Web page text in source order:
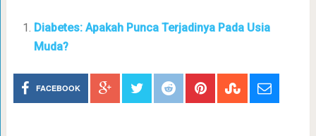
Diabetes: Apakah Punca Terjadinya Pada Usia
Muda?
FACEBOOK